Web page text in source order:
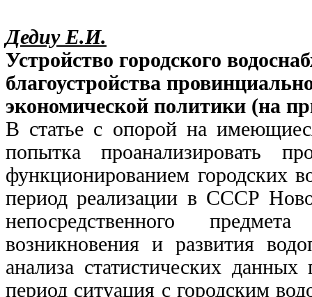
Дедиу Е.И.
Устройство городского
благоустройства
экономической политики (на
В статье с опорой на
попытка проанализировать
функционированием городских
период реализации в СССР
непосредственного
возникновения и развития
анализа статистических
период ситуация с городским